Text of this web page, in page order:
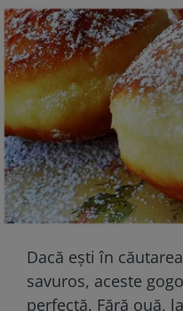
Dacă ești în
savuros, aceste
perfectă. Fără ouă,